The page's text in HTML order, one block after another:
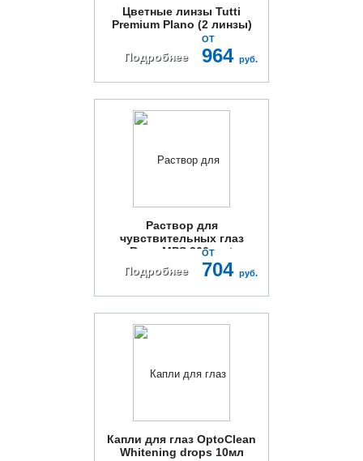
Цветные линзы Tutti
Premium Plano (2 линзы)
Подробнее
ОТ
964 руб.
Раствор для
чувствительных глаз
Renu MPS 360мл +
контейнер
Подробнее
ОТ
704 руб.
Капли для глаз OptoClean
Whitening drops 10мл